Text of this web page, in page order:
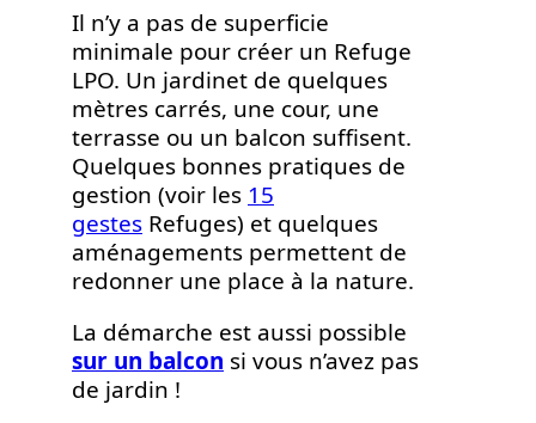
Il n’y a pas de superficie
minimale pour créer un Refuge
LPO. Un jardinet de quelques
mètres carrés, une cour, une
terrasse ou un balcon suffisent.
Quelques bonnes pratiques de
gestion (voir les 15
gestes Refuges) et quelques
aménagements permettent de
redonner une place à la nature.
La démarche est aussi possible
sur un balcon si vous n’avez pas
de jardin !